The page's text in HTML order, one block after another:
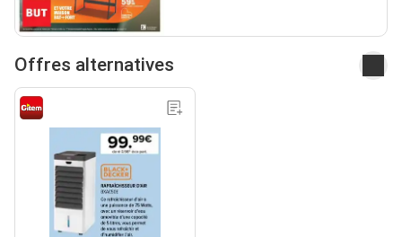
Offres alternatives